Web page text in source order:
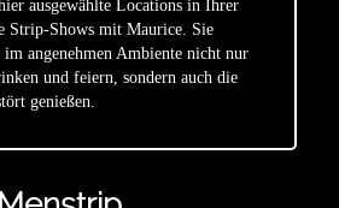
ausgewählte Locations in Ihrer
Strip-Shows mit Maurice. Sie
angenehmen Ambiente nicht nur
und feiern, sondern auch die
genießen.